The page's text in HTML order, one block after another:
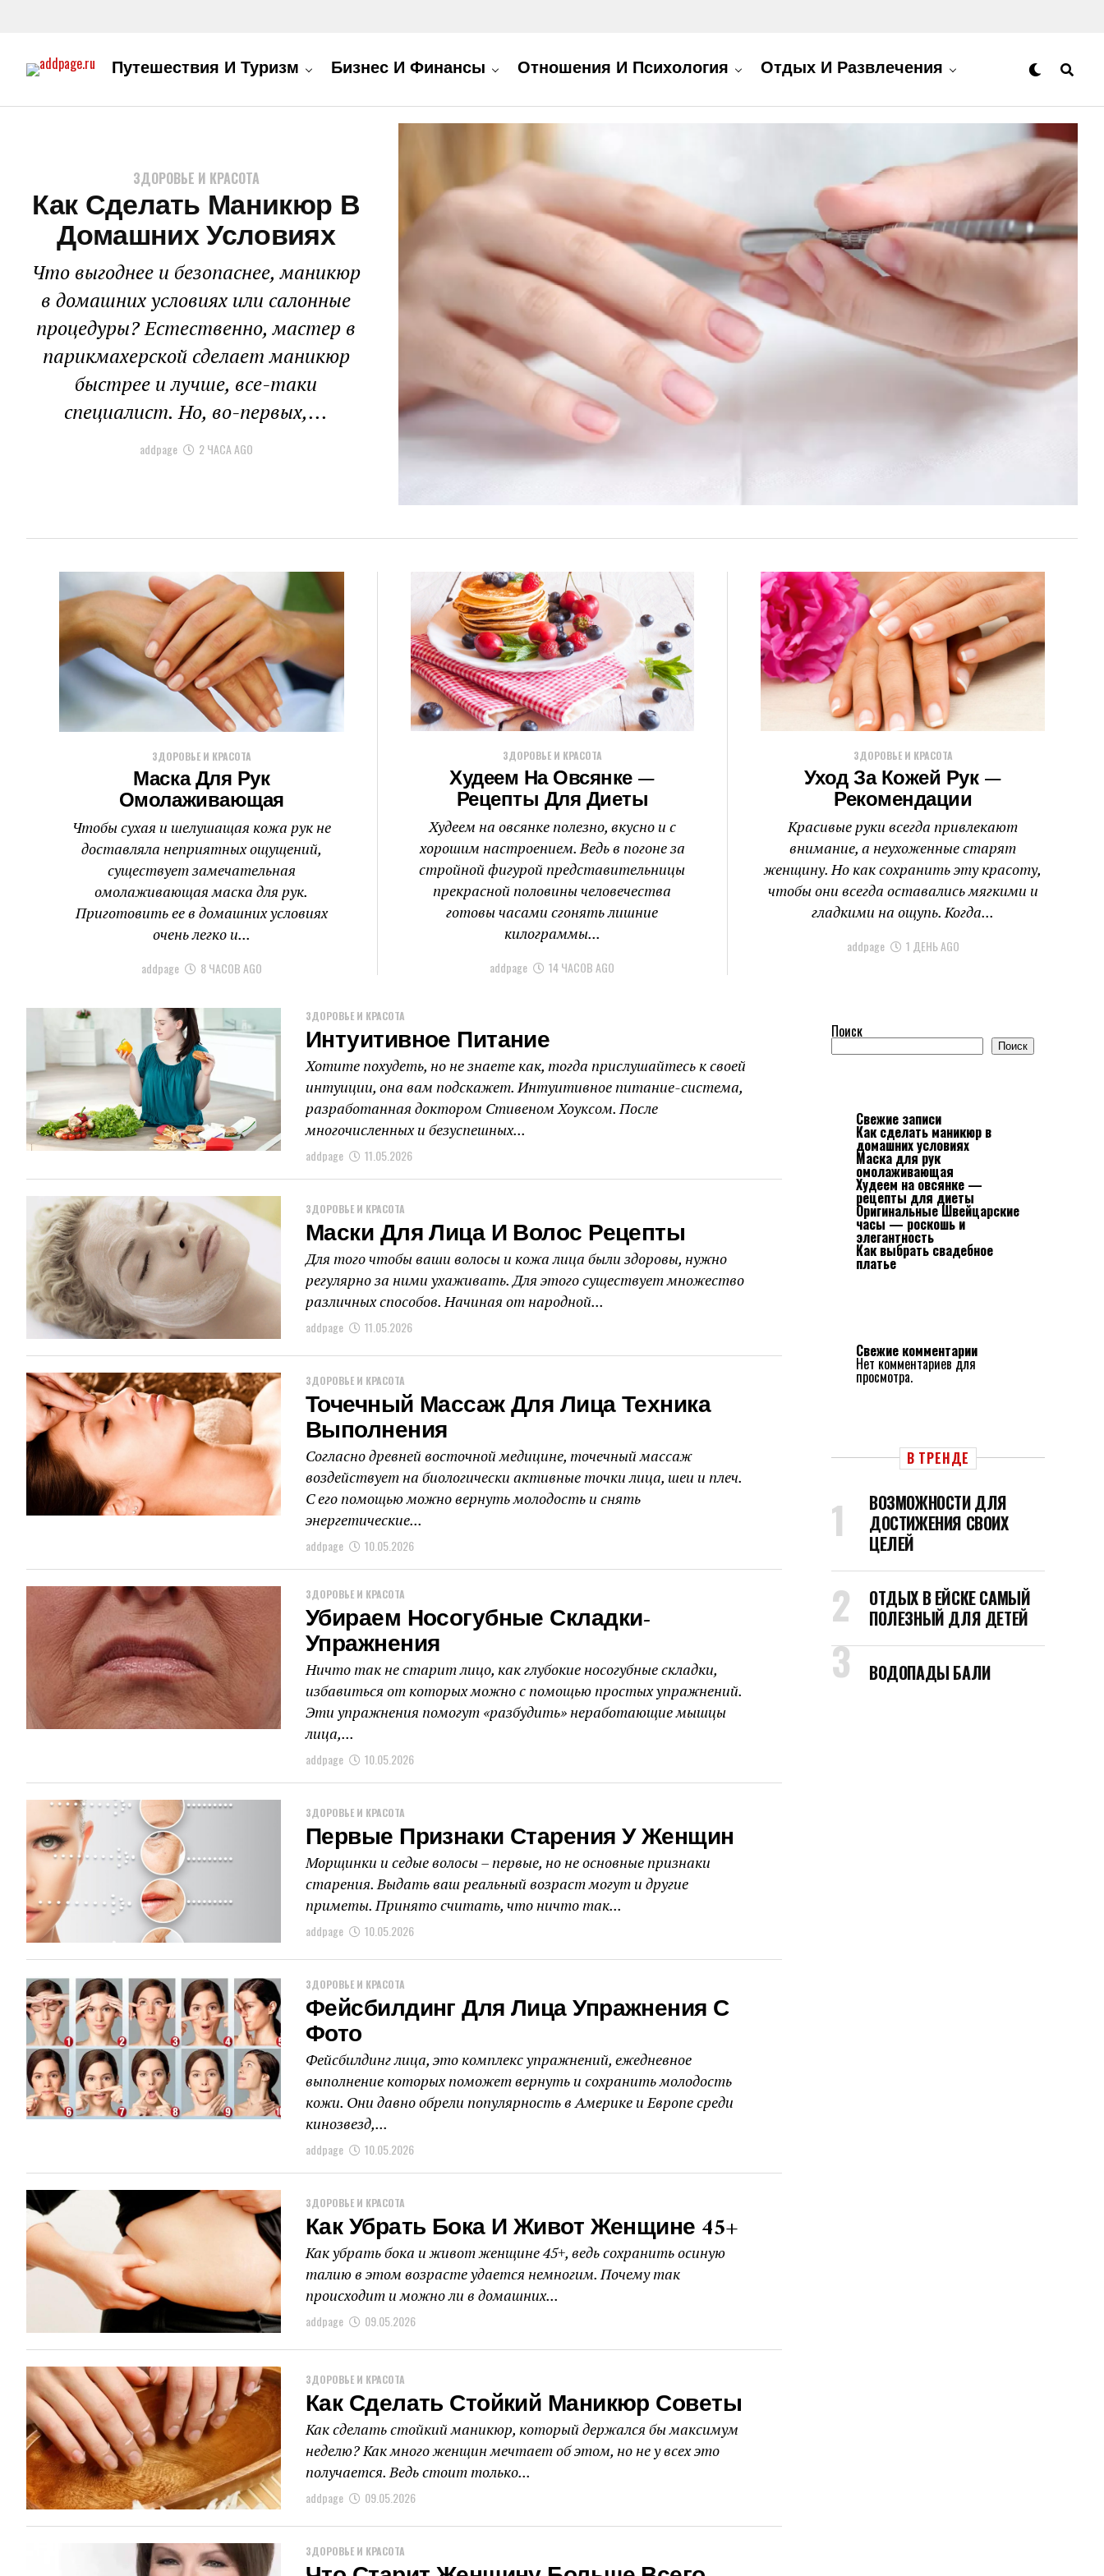
Путешествия И Туризм Бизнес И Финансы Отношения И Психология Отдых И Развлечения
ЗДОРОВЬЕ И КРАСОТА
Как Сделать Маникюр В
Домашних Условиях
Что выгоднее и безопаснее, маникюр
в домашних условиях или салонные
процедуры? Естественно, мастер в
парикмахерской сделает маникюр
быстрее и лучше, все-таки
специалист. Но, во-первых,...
addpage 2 ЧАСА AGO
ЗДОРОВЬЕ И КРАСОТА
Маска Для Рук
Омолаживающая
Чтобы сухая и шелушащая кожа рук не
доставляла неприятных ощущений,
существует замечательная
омолаживающая маска для рук.
Приготовить ее в домашних условиях
очень легко и...
addpage 8 ЧАСОВ AGO
ЗДОРОВЬЕ И КРАСОТА
Худеем На Овсянке —
Рецепты Для Диеты
Худеем на овсянке полезно, вкусно и с
хорошим настроением. Ведь в погоне за
стройной фигурой представительницы
прекрасной половины человечества
готовы часами сгонять лишние
килограммы...
addpage 14 ЧАСОВ AGO
ЗДОРОВЬЕ И КРАСОТА
Уход За Кожей Рук —
Рекомендации
Красивые руки всегда привлекают
внимание, а неухоженные старят
женщину. Но как сохранить эту красоту,
чтобы они всегда оставались мягкими и
гладкими на ощупь. Когда...
addpage 1 ДЕНЬ AGO
ЗДОРОВЬЕ И КРАСОТА
Интуитивное Питание
Хотите похудеть, но не знаете как, тогда прислушайтесь к своей
интуиции, она вам подскажет. Интуитивное питание-система,
разработанная доктором Стивеном Хоуксом. После
многочисленных и безуспешных...
addpage 11.05.2026
ЗДОРОВЬЕ И КРАСОТА
Маски Для Лица И Волос Рецепты
Для того чтобы ваши волосы и кожа лица были здоровы, нужно
регулярно за ними ухаживать. Для этого существует множество
различных способов. Начиная от народной...
addpage 11.05.2026
ЗДОРОВЬЕ И КРАСОТА
Точечный Массаж Для Лица Техника
Выполнения
Согласно древней восточной медицине, точечный массаж
воздействует на биологически активные точки лица, шеи и плеч.
С его помощью можно вернуть молодость и снять
энергетические...
addpage 10.05.2026
ЗДОРОВЬЕ И КРАСОТА
Убираем Носогубные Складки-
Упражнения
Ничто так не старит лицо, как глубокие носогубные складки,
избавиться от которых можно с помощью простых упражнений.
Эти упражнения помогут «разбудить» неработающие мышцы
лица,...
addpage 10.05.2026
ЗДОРОВЬЕ И КРАСОТА
Первые Признаки Старения У Женщин
Морщинки и седые волосы – первые, но не основные признаки
старения. Выдать ваш реальный возраст могут и другие
приметы. Принято считать, что ничто так...
addpage 10.05.2026
ЗДОРОВЬЕ И КРАСОТА
Фейсбилдинг Для Лица Упражнения С
Фото
Фейсбилдинг лица, это комплекс упражнений, ежедневное
выполнение которых поможет вернуть и сохранить молодость
кожи. Они давно обрели популярность в Америке и Европе среди
кинозвезд,...
addpage 10.05.2026
ЗДОРОВЬЕ И КРАСОТА
Как Убрать Бока И Живот Женщине 45+
Как убрать бока и живот женщине 45+, ведь сохранить осиную
талию в этом возрасте удается немногим. Почему так
происходит и можно ли в домашних...
addpage 09.05.2026
ЗДОРОВЬЕ И КРАСОТА
Как Сделать Стойкий Маникюр Советы
Как сделать стойкий маникюр, который держался бы максимум
неделю? Как много женщин мечтает об этом, но не у всех это
получается. Ведь стоит только...
addpage 09.05.2026
ЗДОРОВЬЕ И КРАСОТА
Поиск
Поиск
Свежие записи
Как сделать маникюр в
домашних условиях
Маска для рук
омолаживающая
Худеем на овсянке —
рецепты для диеты
Оригинальные Швейцарские
часы — роскошь и
элегантность
Как выбрать свадебное
платье
Свежие комментарии
Нет комментариев для
просмотра.
В ТРЕНДЕ
ВОЗМОЖНОСТИ ДЛЯ
ДОСТИЖЕНИЯ СВОИХ
ЦЕЛЕЙ
ОТДЫХ В ЕЙСКЕ САМЫЙ
ПОЛЕЗНЫЙ ДЛЯ ДЕТЕЙ
ВОДОПАДЫ БАЛИ